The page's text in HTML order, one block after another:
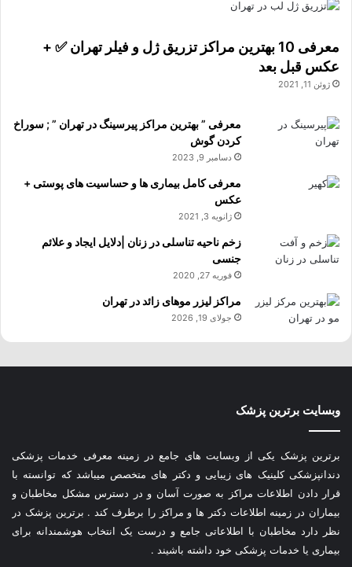
معرفی 10 بهترین مراکز تزریق ژل و فیلر تهران ✅ +
عکس قبل بعد
ژوئن 11, 2021
معرفی ” بهترین مراکز پیرسینگ در تهران ” ; سوراخ
کردن گوش
دسامبر 9, 2023
معرفی کامل بیماری ها و حساسیت های پوستی +
عکس
ژانویه 3, 2021
زخم ناحیه تناسلی در زنان |دلایل ایجاد و علائم
جنسی
فوریه 27, 2020
مراکز لیزر موهای زائد در تهران
جولای 19, 2026
وبسایت برترین پزشک
برترین پزشک یکی از وبسایت های جامع در زمینه معرفی خدمات پزشکی
دندانپزشکی کلینیک های زیبایی و دکتر های متخصص میباشد که توانسته با
قرار دادن اطلاعات مراکز به صورت آسان و در دسترس مشکل مخاطبان و
بیماران در زمینه اطلاعات دکتر ها و مراکز را برطرف کند . برترین پزشک در
نظر دارد مخاطبان با اطلاعاتی جامع و درست یک انتخاب هوشمندانه برای
بیماری یا خدمات پزشکی خود داشته باشیند .